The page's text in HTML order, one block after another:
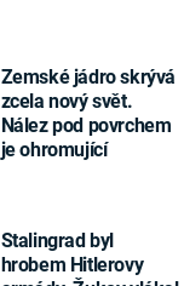
Zemské jádro skrývá
zcela nový svět.
Nález pod povrchem
je ohromující
Stalingrad byl
hrobem Hitlerovy